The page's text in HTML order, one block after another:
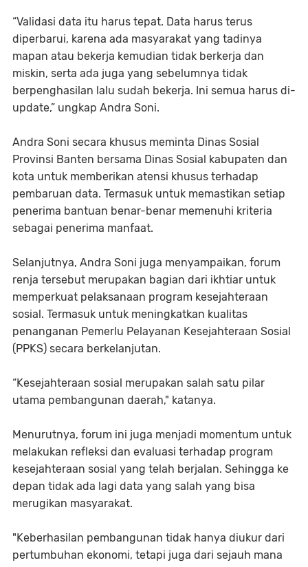
“Validasi data itu harus tepat. Data harus terus
diperbarui, karena ada masyarakat yang tadinya
mapan atau bekerja kemudian tidak berkerja dan
miskin, serta ada juga yang sebelumnya tidak
berpenghasilan lalu sudah bekerja. Ini semua harus di-
update,” ungkap Andra Soni.
Andra Soni secara khusus meminta Dinas Sosial
Provinsi Banten bersama Dinas Sosial kabupaten dan
kota untuk memberikan atensi khusus terhadap
pembaruan data. Termasuk untuk memastikan setiap
penerima bantuan benar-benar memenuhi kriteria
sebagai penerima manfaat.
Selanjutnya, Andra Soni juga menyampaikan, forum
renja tersebut merupakan bagian dari ikhtiar untuk
memperkuat pelaksanaan program kesejahteraan
sosial. Termasuk untuk meningkatkan kualitas
penanganan Pemerlu Pelayanan Kesejahteraan Sosial
(PPKS) secara berkelanjutan.
“Kesejahteraan sosial merupakan salah satu pilar
utama pembangunan daerah," katanya.
Menurutnya, forum ini juga menjadi momentum untuk
melakukan refleksi dan evaluasi terhadap program
kesejahteraan sosial yang telah berjalan. Sehingga ke
depan tidak ada lagi data yang salah yang bisa
merugikan masyarakat.
"Keberhasilan pembangunan tidak hanya diukur dari
pertumbuhan ekonomi, tetapi juga dari sejauh mana